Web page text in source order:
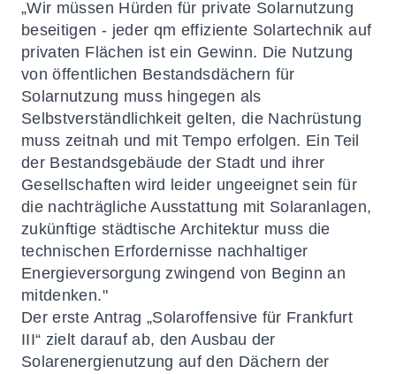
„Wir müssen Hürden für private Solarnutzung
beseitigen - jeder qm effiziente Solartechnik auf
privaten Flächen ist ein Gewinn. Die Nutzung
von öffentlichen Bestandsdächern für
Solarnutzung muss hingegen als
Selbstverständlichkeit gelten, die Nachrüstung
muss zeitnah und mit Tempo erfolgen. Ein Teil
der Bestandsgebäude der Stadt und ihrer
Gesellschaften wird leider ungeeignet sein für
die nachträgliche Ausstattung mit Solaranlagen,
zukünftige städtische Architektur muss die
technischen Erfordernisse nachhaltiger
Energieversorgung zwingend von Beginn an
mitdenken."
Der erste Antrag „Solaroffensive für Frankfurt
III“ zielt darauf ab, den Ausbau der
Solarenergienutzung auf den Dächern der